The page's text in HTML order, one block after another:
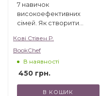
7 навичок
високоефективних
сімей. Як створити
цьому бентежному світі
Кові Стівен Р.
BookChef
В наявності
450 грн.
В КОШИК